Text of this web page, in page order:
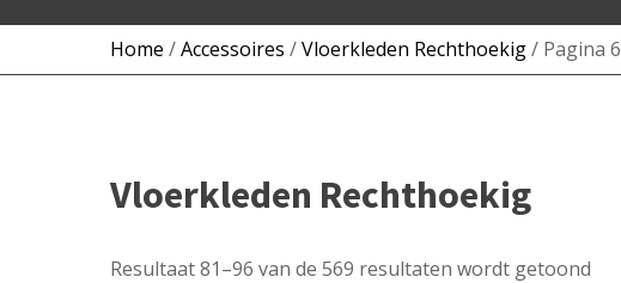
Home /Accessoires /Vloerkleden Rechthoekig/ Pagina 6
Vloerkleden Rechthoekig
Resultaat 81–96 van de 569 resultaten wordt getoond